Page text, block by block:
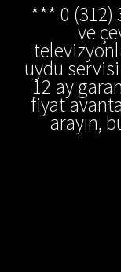
*** 0 (312)
ve
uydu
12 ay
fiyat
arayın,